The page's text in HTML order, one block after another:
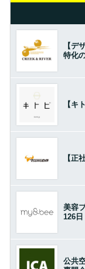
【デ
特化
【キ
【正
美容
126
公共